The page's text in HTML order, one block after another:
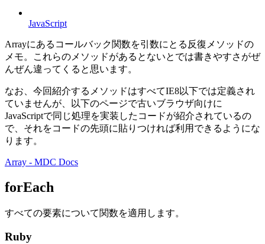
JavaScript
Arrayにあるコールバック関数を引数にとる反復メソッドの
メモ。これらのメソッドがあるとないとでは書きやすさがぜ
んぜん違ってくると思います。
なお、今回紹介するメソッドはすべてIE8以下では定義され
ていませんが、以下のページで古いブラウザ向けに
JavaScriptで同じ処理を実装したコードが紹介されているの
で、それをコードの先頭に貼りつければ利用できるようにな
ります。
Array - MDC Docs
forEach
すべての要素について関数を適用します。
Ruby